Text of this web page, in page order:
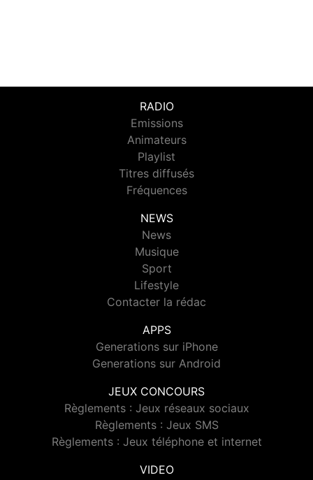
RADIO
Emissions
Animateurs
Playlist
Titres diffusés
Fréquences
NEWS
News
Musique
Sport
Lifestyle
Contacter la rédac
APPS
Generations sur iPhone
Generations sur Android
JEUX CONCOURS
Règlements : Jeux réseaux sociaux
Règlements : Jeux SMS
Règlements : Jeux téléphone et internet
VIDEO